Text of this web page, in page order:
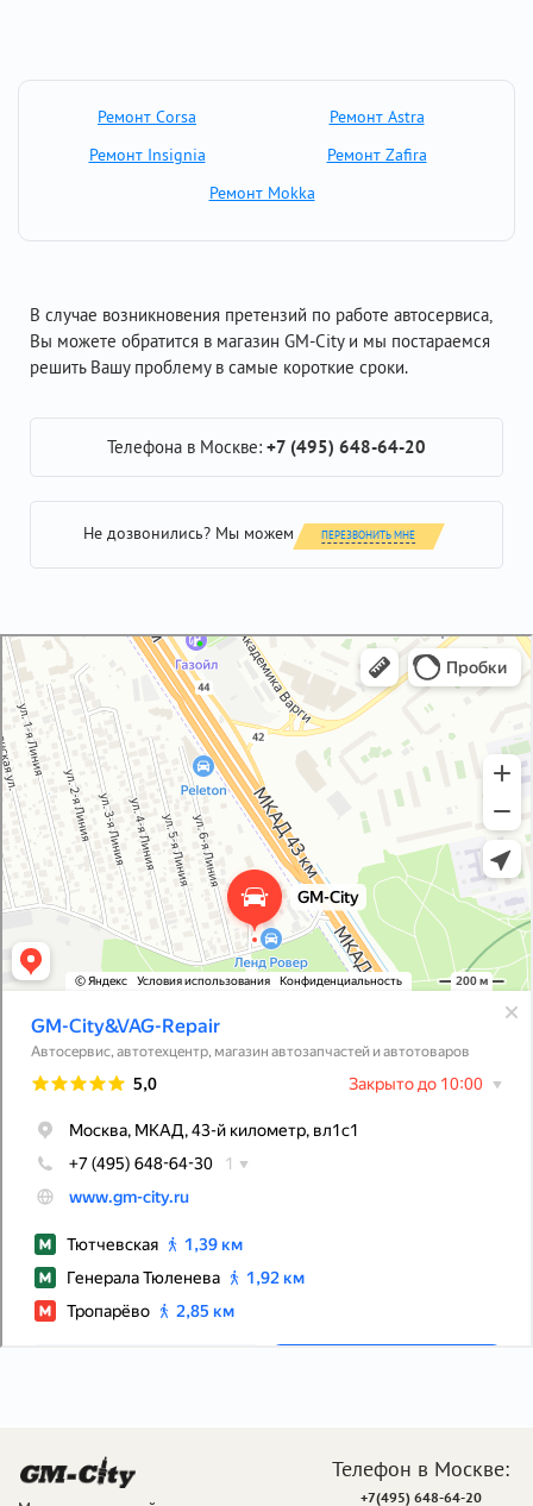
Ремонт Corsa
Ремонт Astra
Ремонт Insignia
Ремонт Zafira
Ремонт Mokka
В случае возникновения претензий по работе автосервиса,
Вы можете обратится в магазин GM-City и мы постараемся
решить Вашу проблему в самые короткие сроки.
Телефона в Москве: +7 (495) 648-64-20
Не дозвонились? Мы можем ПЕРЕЗВОНИТЬ МНЕ
GM-City&VAG-Repair
Автосервис, автотехцентр в Москве
Магазин автозапчастей и автотоваров в Москве
Телефон в Москве:
+7(495) 648-64-20